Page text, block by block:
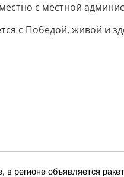
с местной
с Победой, живой и
регионе объявляется